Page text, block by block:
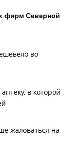
фирм Северной
во
в которой
жаловаться на